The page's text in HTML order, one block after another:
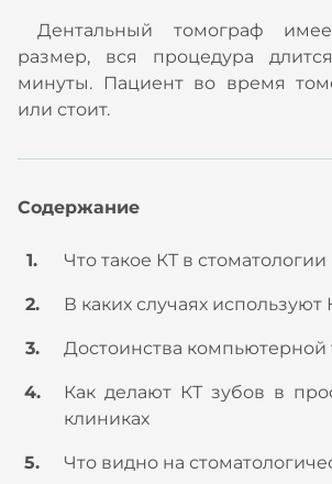
Дентальный томограф
размер, вся процедура
минуты. Пациент во время
или стоит.
Содержание
Что такое КТ в стоматологии
В каких случаях используют
Достоинства
Как делают КТ зубов в
клиниках
Что видно на